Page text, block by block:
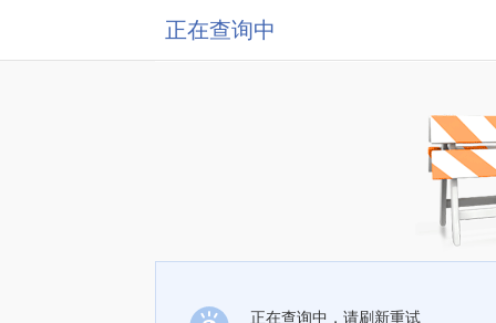
正在查询中
正在查询中，请刷新重试